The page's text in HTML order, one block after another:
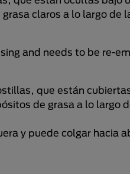
claros a lo largo de
and needs to be re-
que están
de grasa a lo largo
y puede colgar hacia